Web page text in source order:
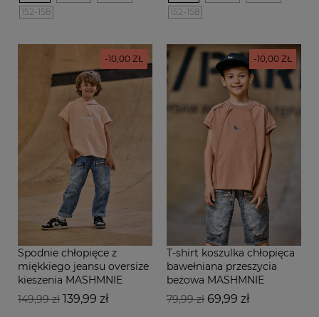
152-158
152-158
Spodnie chłopięce z
miękkiego jeansu oversize
kieszenia MASHMNIE
Cena
149,99 zł Cena
139,99 zł
-10,00 ZŁ
T-shirt koszulka chłopięca
bawełniana przeszycia
beżowa MASHMNIE
Cena
79,99 zł Cena
69,99 zł
-10,00 ZŁ